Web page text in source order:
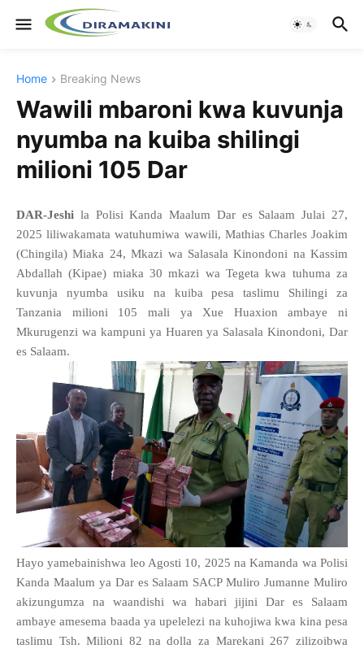
Home Breaking News
Wawili mbaroni kwa kuvunja
nyumba na kuiba shilingi
milioni 105 Dar
DAR-Jeshi la Polisi Kanda Maalum Dar es Salaam Julai 27,
2025 liliwakamata watuhumiwa wawili, Mathias Charles Joakim
(Chingila) Miaka 24, Mkazi wa Salasala Kinondoni na Kassim
Abdallah (Kipae) miaka 30 mkazi wa Tegeta kwa tuhuma za
kuvunja nyumba usiku na kuiba pesa taslimu Shilingi za
Tanzania milioni 105 mali ya Xue Huaxion ambaye ni
Mkurugenzi wa kampuni ya Huaren ya Salasala Kinondoni, Dar
es Salaam.
Hayo yamebainishwa leo Agosti 10, 2025 na Kamanda wa Polisi
Kanda Maalum ya Dar es Salaam SACP Muliro Jumanne Muliro
akizungumza na waandishi wa habari jijini Dar es Salaam
ambaye amesema baada ya upelelezi na kuhojiwa kwa kina pesa
taslimu Tsh. Milioni 82 na dolla za Marekani 267 zilizoibwa